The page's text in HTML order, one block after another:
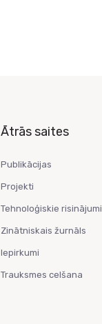
Ātrās saites
Publikācijas
Projekti
Tehnoloģiskie risinājumi
Zinātniskais žurnāls
Iepirkumi
Trauksmes celšana